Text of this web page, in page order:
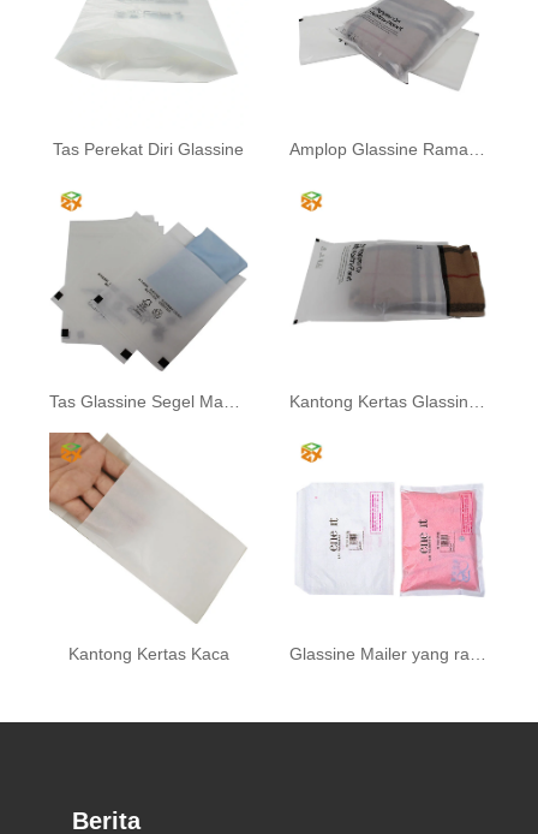
Tas Perekat Diri Glassine
Kantong Kertas Kaca
Berita